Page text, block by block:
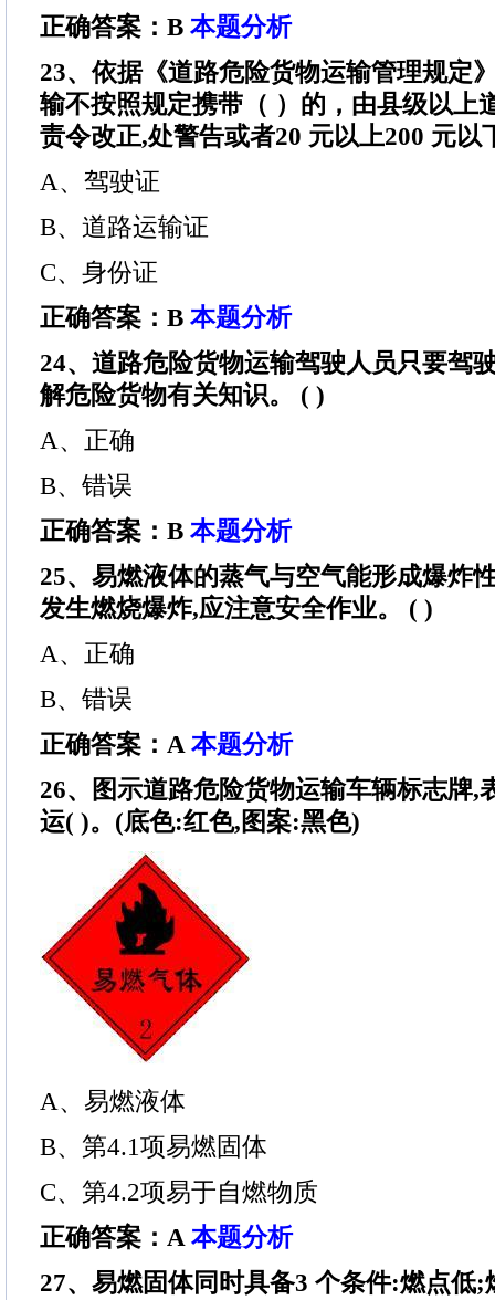
正确答案：B 本题分析
23、依据《道路危险货物运输管理规定
输不按照规定携带（ ）的，由县级以上
责令改正,处警告或者20 元以上200 元以
A、驾驶证
B、道路运输证
C、身份证
正确答案：B 本题分析
24、道路危险货物运输驾驶人员只要驾
解危险货物有关知识。 ( )
A、正确
B、错误
正确答案：B 本题分析
25、易燃液体的蒸气与空气能形成爆炸
发生燃烧爆炸,应注意安全作业。 ( )
A、正确
B、错误
正确答案：A 本题分析
26、图示道路危险货物运输车辆标志牌,
运( )。(底色:红色,图案:黑色)
A、易燃液体
B、第4.1项易燃固体
C、第4.2项易于自燃物质
正确答案：A 本题分析
27、易燃固体同时具备3 个条件:燃点低